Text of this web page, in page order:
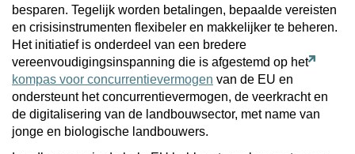
besparen. Tegelijk worden betalingen, bepaalde vereisten
en crisisinstrumenten flexibeler en makkelijker te beheren.
Het initiatief is onderdeel van een bredere
vereenvoudigingsinspanning die is afgestemd op het
kompas voor concurrentievermogen van de EU en
ondersteunt het concurrentievermogen, de veerkracht en
de digitalisering van de landbouwsector, met name van
jonge en biologische landbouwers.